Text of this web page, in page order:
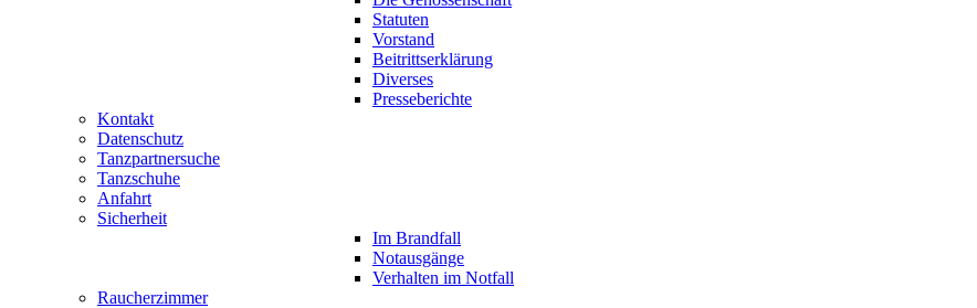
Statuten
Vorstand
Beitrittserklärung
Diverses
Presseberichte
Kontakt
Datenschutz
Tanzpartnersuche
Tanzschuhe
Anfahrt
Sicherheit
Im Brandfall
Notausgänge
Verhalten im Notfall
Raucherzimmer